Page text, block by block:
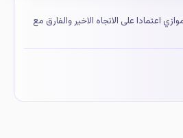
اعتمادا على الاتجاه الاخير والفارق مع